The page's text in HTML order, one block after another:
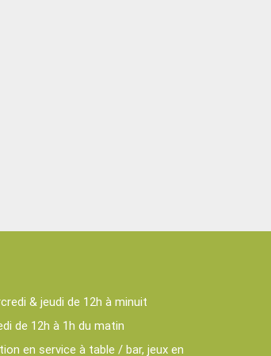
& jeudi de 12h à minuit
de 12h à 1h du matin
en service à table / bar, jeux en